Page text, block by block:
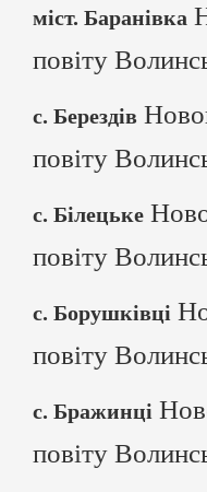
міст. Баранівка
повіту
с. Берездів
повіту
с. Білецьке
повіту
с. Борушківці
повіту
с. Бражинці
повіту